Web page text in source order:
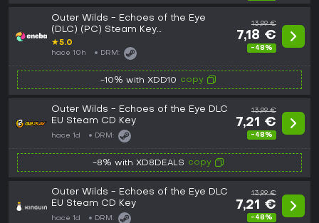
Outer Wilds - Echoes of the Eye
(DLC) (PC) Steam Key
EUROPE/UNITED STATES
★5.0
hace 10h DRM:
13,99 €
7,18 €
-48%
-10% with XDD10 copy
Outer Wilds - Echoes of the Eye DLC
EU Steam CD Key
hace 1d DRM:
13,99 €
7,21 €
-48%
-8% with XD8DEALS copy
Outer Wilds - Echoes of the Eye DLC
EU Steam CD Key
hace 1d DRM:
13,99 €
7,21 €
-48%